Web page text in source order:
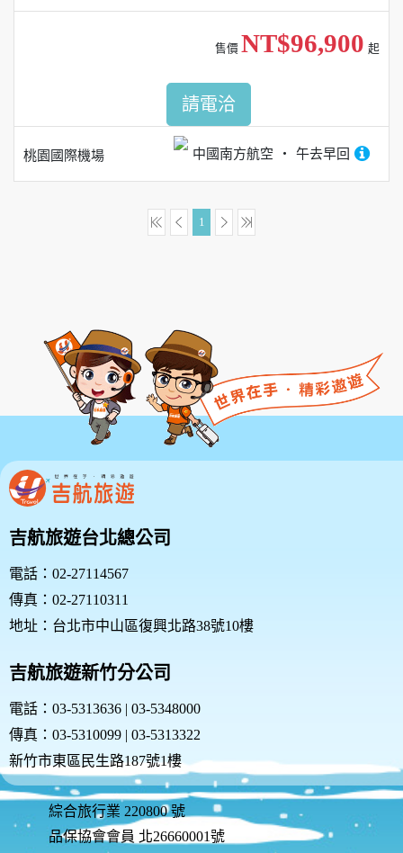
桃園國際機場 中國南方航空 午去早回
售價 NT$96,900 起
請電洽
1
吉航旅遊台北總公司
電話：02-27114567
傳真：02-27110311
地址：台北市中山區復興北路38號10樓
吉航旅遊新竹分公司
電話：03-5313636 | 03-5348000
傳真：03-5310099 | 03-5313322
新竹市東區民生路187號1樓
綜合旅行業 220800 號
品保協會會員 北26660001號